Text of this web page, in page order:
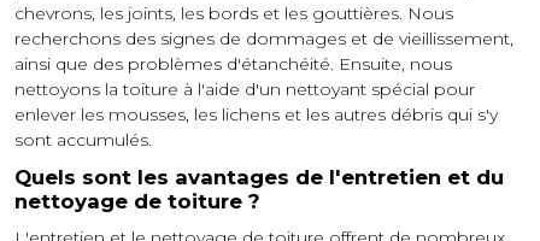
chevrons, les joints, les bords et les gouttières. Nous
recherchons des signes de dommages et de vieillissement,
ainsi que des problèmes d'étanchéité. Ensuite, nous
nettoyons la toiture à l'aide d'un nettoyant spécial pour
enlever les mousses, les lichens et les autres débris qui s'y
sont accumulés.
Quels sont les avantages de l'entretien et du
nettoyage de toiture ?